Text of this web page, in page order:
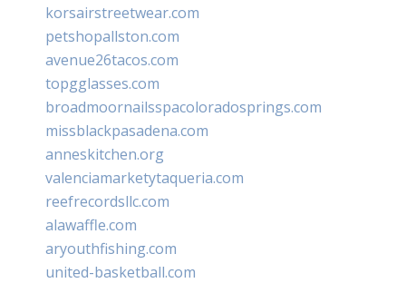
korsairstreetwear.com
petshopallston.com
avenue26tacos.com
topgglasses.com
broadmoornailsspacoloradosprings.com
missblackpasadena.com
anneskitchen.org
valenciamarketytaqueria.com
reefrecordsllc.com
alawaffle.com
aryouthfishing.com
united-basketball.com